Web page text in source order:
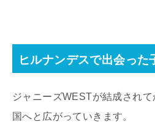
ヒルナンデスで出会った
ジャニーズWESTが結成され
国へと広がっていきます。